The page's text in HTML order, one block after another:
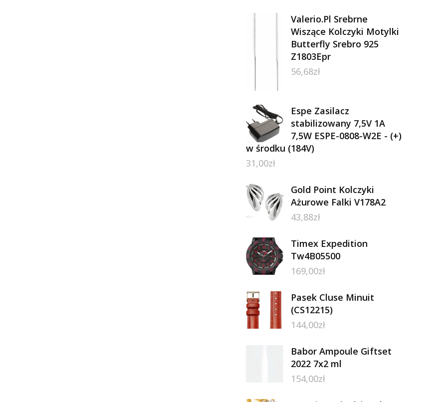
Valerio.Pl Srebrne
Wiszące Kolczyki Motylki
Butterfly Srebro 925
Z1803Epr
56,68zł
Espe Zasilacz
stabilizowany 7,5V 1A
7,5W ESPE-0808-W2E - (+)
w środku (184V)
31,00zł
Gold Point Kolczyki
Ażurowe Falki V178A2
43,88zł
Timex Expedition
Tw4B05500
169,00zł
Pasek Cluse Minuit
(CS12215)
144,00zł
Babor Ampoule Giftset
2022 7x2 ml
154,00zł